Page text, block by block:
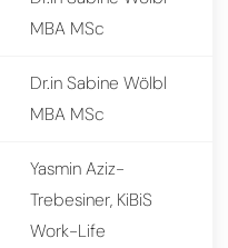
MBA MSc
Dr.in Sabine Wölbl
MBA MSc
Yasmin Aziz-
Trebesiner, KiBiS
Work-Life